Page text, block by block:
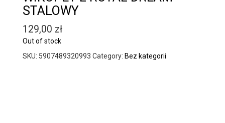
STALOWY
129,00 zł
Out of stock
SKU: 5907489320993 Category: Bez kategorii